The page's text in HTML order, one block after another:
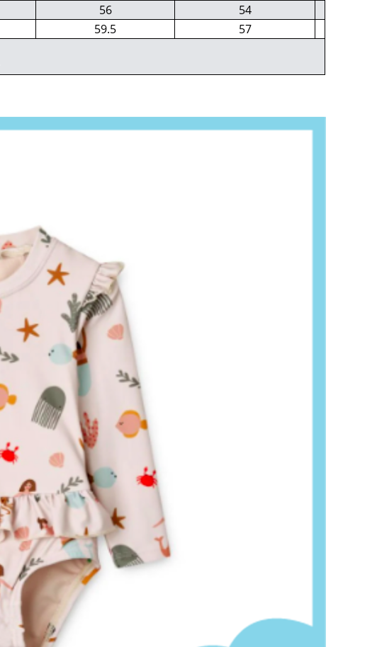
56
54
59.5
57